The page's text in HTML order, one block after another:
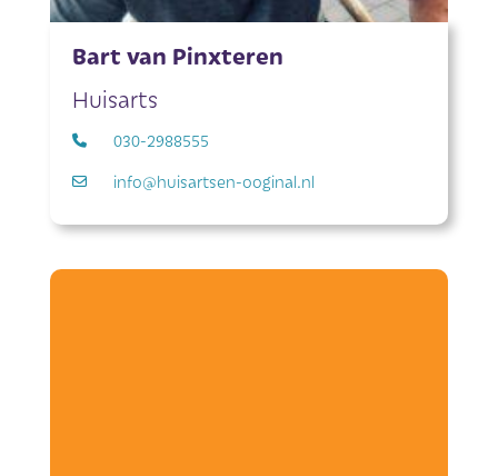
Bart van Pinxteren
Huisarts
030-2988555
info@huisartsen-ooginal.nl